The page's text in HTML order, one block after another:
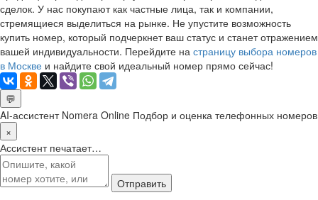
сделок. У нас покупают как частные лица, так и компании,
стремящиеся выделиться на рынке. Не упустите возможность
купить номер, который подчеркнет ваш статус и станет отражением
вашей индивидуальности. Перейдите на страницу выбора номеров
в Москве и найдите свой идеальный номер прямо сейчас!
💬
AI-ассистент Nomera Online Подбор и оценка телефонных номеров
×
Ассистент печатает…
Отправить